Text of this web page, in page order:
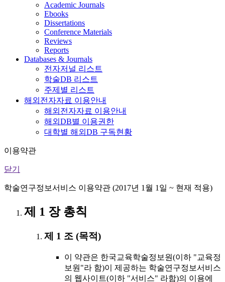
Academic Journals
Ebooks
Dissertations
Conference Materials
Reviews
Reports
Databases & Journals
전자저널 리스트
학술DB 리스트
주제별 리스트
해외전자자료 이용안내
해외전자자료 이용안내
해외DB별 이용권한
대학별 해외DB 구독현황
이용약관
닫기
학술연구정보서비스 이용약관 (2017년 1월 1일 ~ 현재 적용)
제 1 장 총칙
제 1 조 (목적)
이 약관은 한국교육학술정보원(이하 "교육정
보원"라 함)이 제공하는 학술연구정보서비스
의 웹사이트(이하 "서비스" 라함)의 이용에